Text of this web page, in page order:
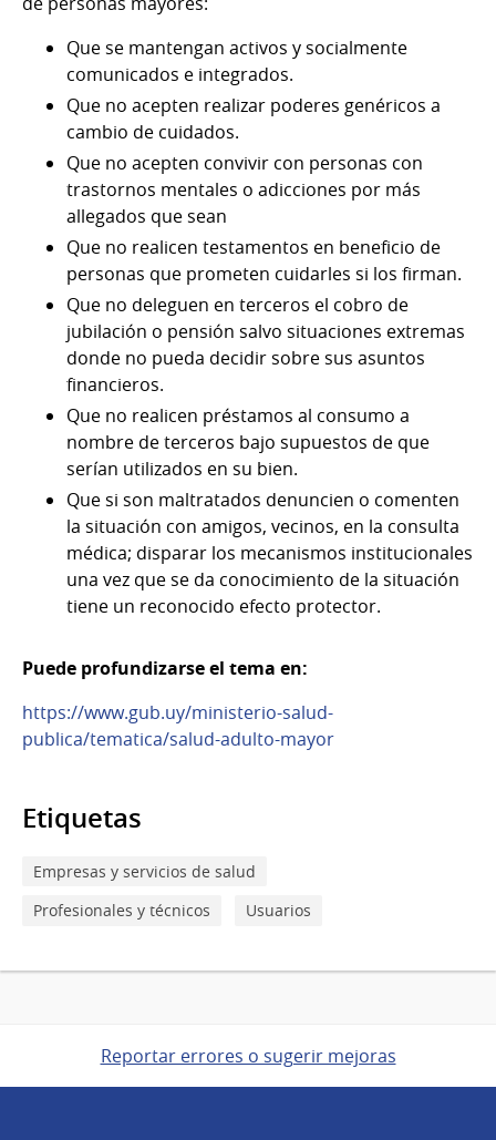
Que se mantengan activos y socialmente
comunicados e integrados.
Que no acepten realizar poderes genéricos a
cambio de cuidados.
Que no acepten convivir con personas con
trastornos mentales o adicciones por más
allegados que sean
Que no realicen testamentos en beneficio de
personas que prometen cuidarles si los firman.
Que no deleguen en terceros el cobro de
jubilación o pensión salvo situaciones extremas
donde no pueda decidir sobre sus asuntos
financieros.
Que no realicen préstamos al consumo a
nombre de terceros bajo supuestos de que
serían utilizados en su bien.
Que si son maltratados denuncien o comenten
la situación con amigos, vecinos, en la consulta
médica; disparar los mecanismos institucionales
una vez que se da conocimiento de la situación
tiene un reconocido efecto protector.
Puede profundizarse el tema en:
https://www.gub.uy/ministerio-salud-
publica/tematica/salud-adulto-mayor
Etiquetas
Empresas y servicios de salud
Profesionales y técnicos
Usuarios
Reportar errores o sugerir mejoras